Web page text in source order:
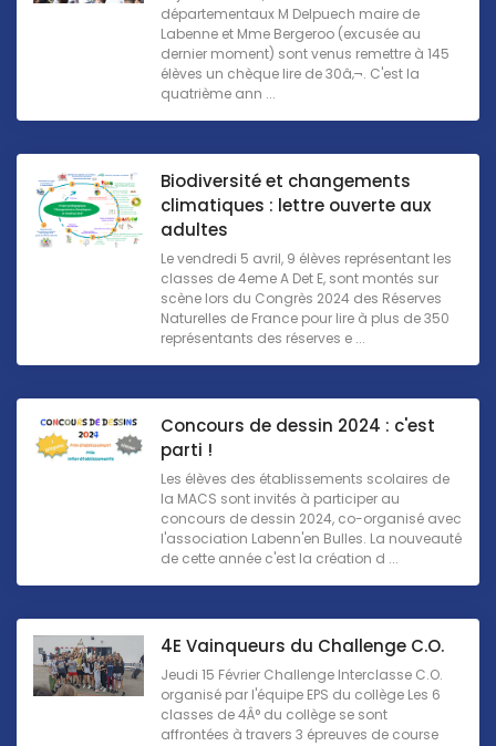
départementaux M Delpuech maire de
Labenne et Mme Bergeroo (excusée au
dernier moment) sont venus remettre à 145
élèves un chèque lire de 30â‚¬. C'est la
quatrième ann ...
Biodiversité et changements
climatiques : lettre ouverte aux
adultes
Le vendredi 5 avril, 9 élèves représentant les
classes de 4eme A Det E, sont montés sur
scène lors du Congrès 2024 des Réserves
Naturelles de France pour lire à plus de 350
représentants des réserves e ...
Concours de dessin 2024 : c'est
parti !
Les élèves des établissements scolaires de
la MACS sont invités à participer au
concours de dessin 2024, co-organisé avec
l'association Labenn'en Bulles. La nouveauté
de cette année c'est la création d ...
4E Vainqueurs du Challenge C.O.
Jeudi 15 Février Challenge Interclasse C.O.
organisé par l'équipe EPS du collège Les 6
classes de 4Â° du collège se sont
affrontées à travers 3 épreuves de course